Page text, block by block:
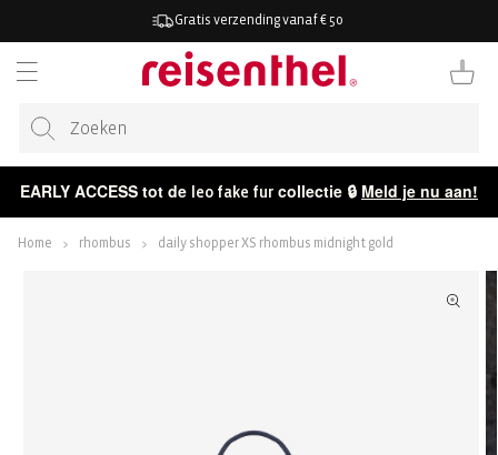
Gratis verzending vanaf € 50
EARLY ACCESS tot de leo fake fur collectie 🔒 Meld je nu aan!
Home rhombus daily shopper XS rhombus midnight gold